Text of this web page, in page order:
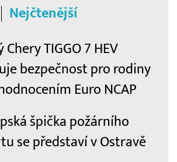
Nejčtenější
Chery TIGGO 7 HEV
bezpečnost pro rodiny
Euro NCAP
špička požárního
se představí v Ostravě